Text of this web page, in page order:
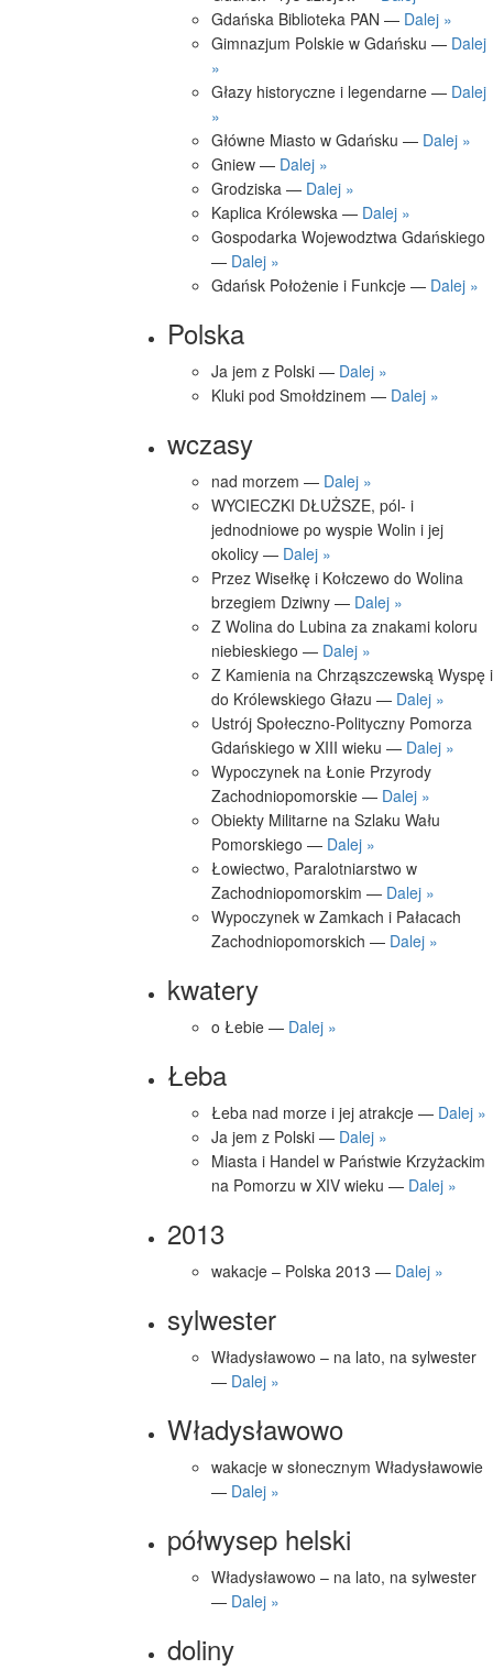
Gdańska Biblioteka PAN — Dalej »
Gimnazjum Polskie w Gdańsku — Dalej
»
Głazy historyczne i legendarne — Dalej
»
Główne Miasto w Gdańsku — Dalej »
Gniew — Dalej »
Grodziska — Dalej »
Kaplica Królewska — Dalej »
Gospodarka Wojewodztwa Gdańskiego
— Dalej »
Gdańsk Położenie i Funkcje — Dalej »
Polska
Ja jem z Polski — Dalej »
Kluki pod Smołdzinem — Dalej »
wczasy
nad morzem — Dalej »
WYCIECZKI DŁUŻSZE, pól- i
jednodniowe po wyspie Wolin i jej
okolicy — Dalej »
Przez Wisełkę i Kołczewo do Wolina
brzegiem Dziwny — Dalej »
Z Wolina do Lubina za znakami koloru
niebieskiego — Dalej »
Z Kamienia na Chrząszczewską Wyspę i
do Królewskiego Głazu — Dalej »
Ustrój Społeczno-Polityczny Pomorza
Gdańskiego w XIII wieku — Dalej »
Wypoczynek na Łonie Przyrody
Zachodniopomorskie — Dalej »
Obiekty Militarne na Szlaku Wału
Pomorskiego — Dalej »
Łowiectwo, Paralotniarstwo w
Zachodniopomorskim — Dalej »
Wypoczynek w Zamkach i Pałacach
Zachodniopomorskich — Dalej »
kwatery
o Łebie — Dalej »
Łeba
Łeba nad morze i jej atrakcje — Dalej »
Ja jem z Polski — Dalej »
Miasta i Handel w Państwie Krzyżackim
na Pomorzu w XIV wieku — Dalej »
2013
wakacje – Polska 2013 — Dalej »
sylwester
Władysławowo – na lato, na sylwester
— Dalej »
Władysławowo
wakacje w słonecznym Władysławowie
— Dalej »
półwysep helski
Władysławowo – na lato, na sylwester
— Dalej »
doliny